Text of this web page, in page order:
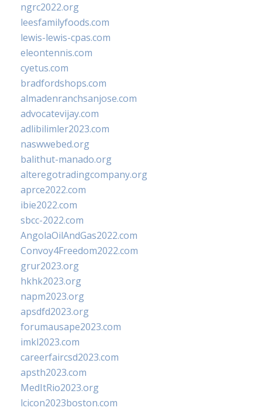
ngrc2022.org
leesfamilyfoods.com
lewis-lewis-cpas.com
eleontennis.com
cyetus.com
bradfordshops.com
almadenranchsanjose.com
advocatevijay.com
adlibilimler2023.com
naswwebed.org
balithut-manado.org
alteregotradingcompany.org
aprce2022.com
ibie2022.com
sbcc-2022.com
AngolaOilAndGas2022.com
Convoy4Freedom2022.com
grur2023.org
hkhk2023.org
napm2023.org
apsdfd2023.org
forumausape2023.com
imkl2023.com
careerfaircsd2023.com
apsth2023.com
MedItRio2023.org
lcicon2023boston.com